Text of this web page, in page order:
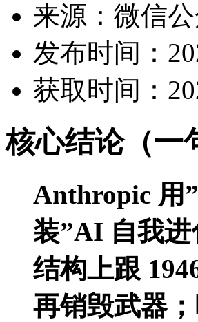
来源：微信
发布时间：
获取时间：
核心结论（一
Anthropic 用
装”AI 自我
结构上跟
再销毁武器